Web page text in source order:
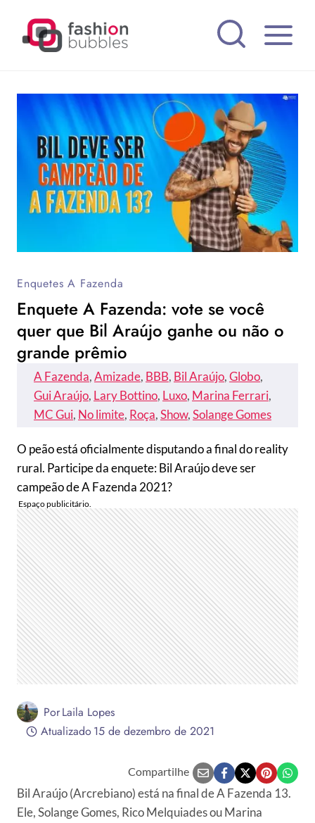
Enquetes A Fazenda
Enquete A Fazenda: vote se você
quer que Bil Araújo ganhe ou não o
grande prêmio
A Fazenda, Amizade, BBB, Bil Araújo, Globo
Gui Araújo, Lary Bottino, Luxo, Marina Ferrari
MC Gui, No limite, Roça, Show, Solange Gomes
O peão está oficialmente disputando a final do reality
rural. Participe da enquete: Bil Araújo deve ser
campeão de A Fazenda 2021?
PorLaila Lopes
Atualizado15 de dezembro de 2021
Compartilhe
Bil Araújo (Arcrebiano) está na final de A Fazenda 13.
Ele, Solange Gomes, Rico Melquiades ou Marina